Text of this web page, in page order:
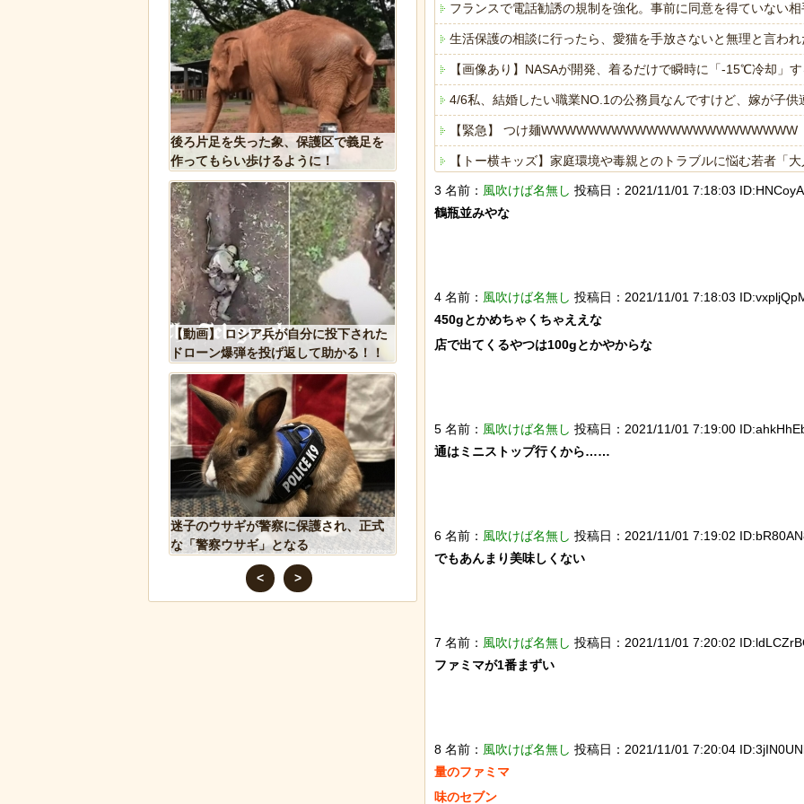
フランスで電話勧誘の規制を強化。事前に同意を得ていない
生活保護の相談に行ったら、愛猫を手放さないと無理と言わ
【画像あり】NASAが開発、着るだけで瞬時に「-15℃冷却」
4/6私、結婚したい職業NO.1の公務員なんですけど、嫁が子
【緊急】 つけ麺WWWWWWWWWWWWWWWWWWWWWW
【トー横キッズ】家庭環境や毒親とのトラブルに悩む若者「
【驚愕】女さん「43億円注文して………キャンセルっと！」←
海外「日本は戦勝国なんだよ」 戦後の日本人の特別な生き様
Powered by livedoor 相互RSS
3 名前： 風吹けば名無し 投稿日：2021/11/01 7:18:03
鶴瓶並みやな
4 名前： 風吹けば名無し 投稿日：2021/11/01 7:18:03
450gとかめちゃくちゃええな
店で出てくるやつは100gとかやからな
5 名前： 風吹けば名無し 投稿日：2021/11/01 7:19:00
通はミニストップ行くから……
6 名前： 風吹けば名無し 投稿日：2021/11/01 7:19:02
でもあんまり美味しくない
7 名前： 風吹けば名無し 投稿日：2021/11/01 7:20:02
ファミマが1番まずい
8 名前： 風吹けば名無し 投稿日：2021/11/01 7:20:04
量のファミマ
味のセブン
後ろ片足を失った象、保護区で義足を
作ってもらい歩けるように！
【動画】 ロシア兵が自分に投下された
ドローン爆弾を投げ返して助かる！！
迷子のウサギが警察に保護され、正式
な「警察ウサギ」となる
なんか泣きたくなってくる青春18きっ
ぷのポスター貼ってく
ている「アベシパン」のビジュアルが
べた結果
パイプ爆弾と判明
動範囲が広く縄張り意
<
>